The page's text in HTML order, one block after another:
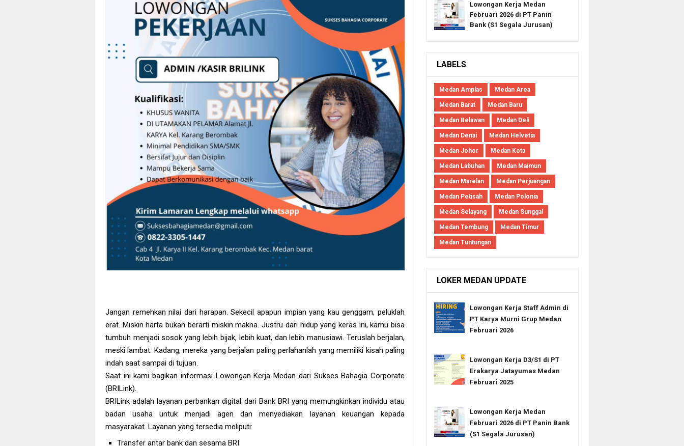
Jangan remehkan nilai dari harapan. Sekecil apapun impian yang kau genggam, peluklah
erat. Miskin harta bukan berarti miskin makna. Justru dari hidup yang keras ini, kamu bisa
tumbuh menjadi sosok yang lebih bijak, lebih kuat, dan lebih manusiawi. Teruslah berjalan,
meski lambat. Kadang, mereka yang berjalan paling perlahanlah yang memiliki kisah paling
indah saat sampai di tujuan.
Saat ini kami bagikan informasi Lowongan Kerja Medan dari Sukses Bahagia Corporate
(BRILink).
BRILink adalah layanan perbankan digital dari Bank BRI yang memungkinkan individu atau
badan usaha untuk menjadi agen dan menyediakan layanan keuangan kepada
masyarakat. Layanan yang tersedia meliputi:
Transfer antar bank dan sesama BRI
Lowongan Kerja Medan
Februari 2026 di PT Panin
Bank (S1 Segala Jurusan)
LABELS
Medan Amplas Medan Area
Medan Barat Medan Baru
Medan Belawan Medan Deli
Medan Denai Medan Helvetia
Medan Johor Medan Kota
Medan Labuhan Medan Maimun
Medan Marelan Medan Perjuangan
Medan Petisah Medan Polonia
Medan Selayang Medan Sunggal
Medan Tembung Medan Timur
Medan Tuntungan
LOKER MEDAN UPDATE
Lowongan Kerja Staff Admin di
PT Karya Murni Grup Medan
Februari 2026
Lowongan Kerja D3/S1 di PT
Erakarya Jatayumas Medan
Februari 2025
Lowongan Kerja Medan
Februari 2026 di PT Panin Bank
(S1 Segala Jurusan)